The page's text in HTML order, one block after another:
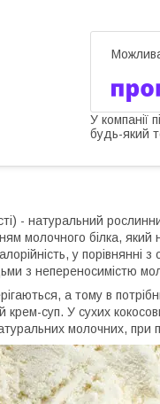
У компанії
будь-який
- натуральний
молочного білка,
у порівнянні
з непереносимістю
а тому в
крем-суп. У сухих
молочних,